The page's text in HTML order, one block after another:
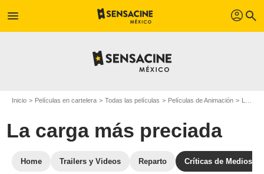
menu profil search
Inicio Películas en cartelera Todas las películas Películas de Animación La carga más preciada
La carga más preciada
Home Trailers y Videos Reparto Críticas de Medios